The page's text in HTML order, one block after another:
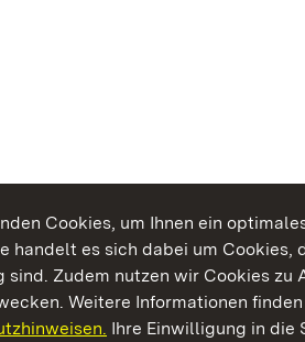
Cookies, um Ihnen ein
handelt es sich dabei um Cookies,
sind. Zudem nutzen wir Cookies zu
Weitere Informationen finden
Ihre Einwilligung in die